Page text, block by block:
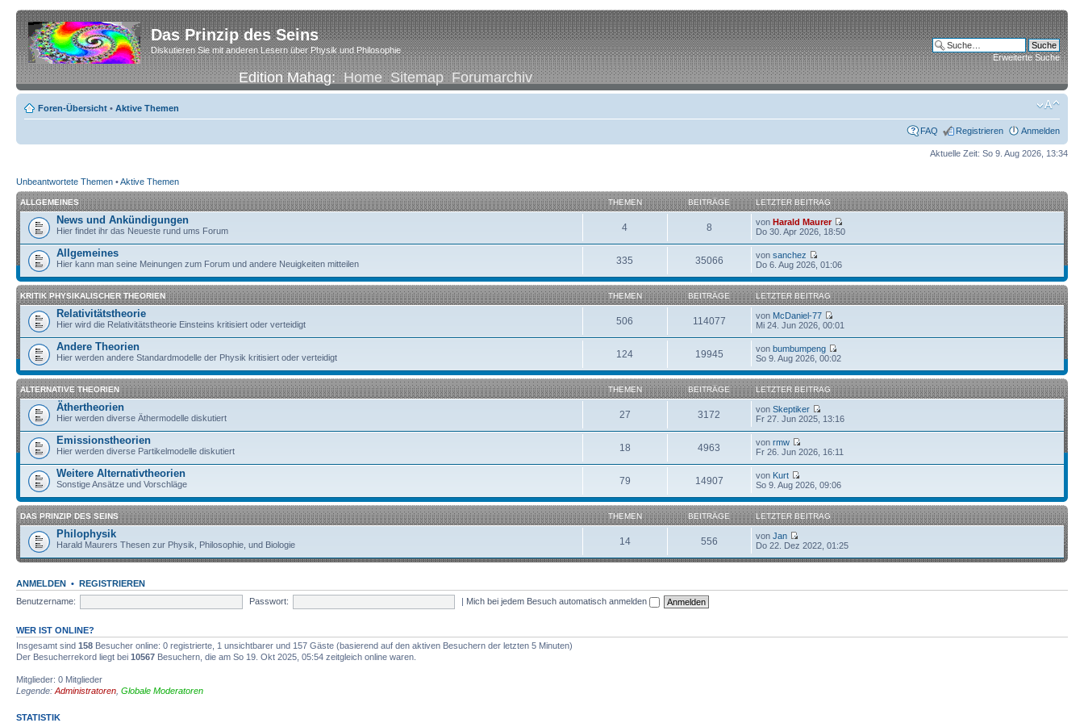
Das Prinzip des Seins
Diskutieren Sie mit anderen Lesern über Physik und Philosophie
Edition Mahag:Home Sitemap Forumarchiv
Erweiterte Suche
Foren-Übersicht • Aktive Themen
FAQ Registrieren Anmelden
Aktuelle Zeit: So 9. Aug 2026, 13:34
Unbeantwortete Themen •Aktive Themen
ALLGEMEINES THEMEN BEITRÄGE LETZTER BEITRAG
News und Ankündigungen
Hier findet ihr das Neueste rund ums Forum 4 8 vonHarald Maurer
Do 30. Apr 2026, 18:50
Allgemeines
Hier kann man seine Meinungen zum Forum und andere Neuigkeiten mitteilen 335 35066 vonsanchez
Do 6. Aug 2026, 01:06
KRITIK PHYSIKALISCHER THEORIEN THEMEN BEITRÄGE LETZTER BEITRAG
Relativitätstheorie
Hier wird die Relativitätstheorie Einsteins kritisiert oder verteidigt 506 114077 von McDaniel-77
Mi 24. Jun 2026, 00:01
Andere Theorien
Hier werden andere Standardmodelle der Physik kritisiert oder verteidigt 124 19945 vonbumbumpeng
So 9. Aug 2026, 00:02
ALTERNATIVE THEORIEN THEMEN BEITRÄGE LETZTER BEITRAG
Äthertheorien
Hier werden diverse Äthermodelle diskutiert 27 3172 vonSkeptiker
Fr 27. Jun 2025, 13:16
Emissionstheorien
Hier werden diverse Partikelmodelle diskutiert 18 4963 vonrmw
Fr 26. Jun 2026, 16:11
Weitere Alternativtheorien
Sonstige Ansätze und Vorschläge 79 14907 von Kurt
So 9. Aug 2026, 09:06
DAS PRINZIP DES SEINS THEMEN BEITRÄGE LETZTER BEITRAG
Philophysik
Harald Maurers Thesen zur Physik, Philosophie, und Biologie 14 556 vonJan
Do 22. Dez 2022, 01:25
ANMELDEN • REGISTRIEREN
Benutzername:
Passwort: | Mich bei jedem Besuch automatisch anmelden
WER IST ONLINE?
Insgesamt sind 158 Besucher online: 0 registrierte, 1 unsichtbarer und 157 Gäste (basierend auf den aktiven Besuchern der letzten 5 Minuten)
Der Besucherrekord liegt bei 10567 Besuchern, die am So 19. Okt 2025, 05:54 zeitgleich online waren.
Mitglieder: 0 Mitglieder
Legende: Administratoren Globale Moderatoren
STATISTIK